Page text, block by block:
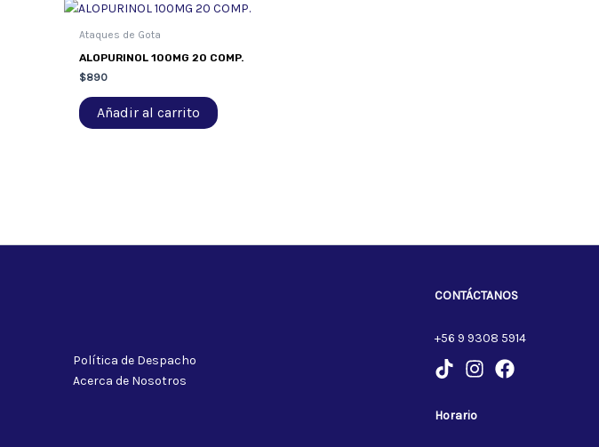
Ataques de Gota
ALOPURINOL 100MG 20 COMP.
$890
Añadir al carrito
Política de Despacho
Acerca de Nosotros
CONTÁCTANOS
+56 9 9308 5914
Horario